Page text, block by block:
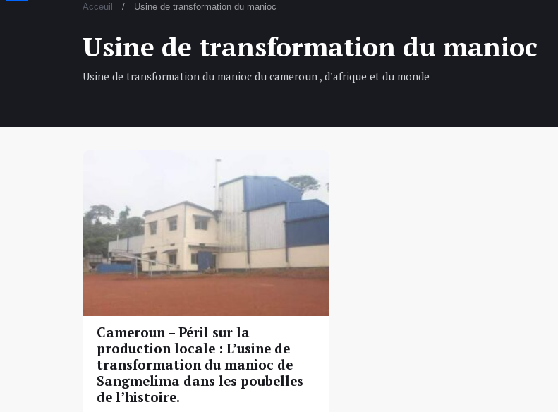
Acceuil Usine de transformation du manioc
Usine de transformation du manioc
Usine de transformation du manioc du cameroun , d’afrique et du monde
Cameroun – Péril sur la
production locale : L’usine de
transformation du manioc de
Sangmelima dans les poubelles
de l’histoire.